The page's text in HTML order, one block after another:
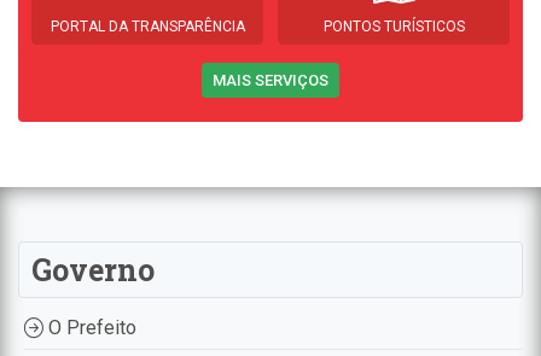
PORTAL DA TRANSPARÊNCIA PONTOS TURÍSTICOS
MAIS SERVIÇOS
Governo
O Prefeito